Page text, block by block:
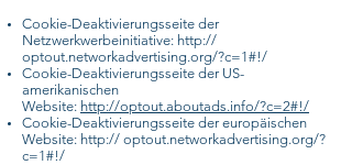
Cookie-Deaktivierungsseite der
Netzwerkwerbeinitiative: http://
optout.networkadvertising.org/?c=1#!/
Cookie-Deaktivierungsseite der US-
amerikanischen
Website: http://optout.aboutads.info/?c=2#!/
Cookie-Deaktivierungsseite der europäischen
Website: http:// optout.networkadvertising.org/?
c=1#!/